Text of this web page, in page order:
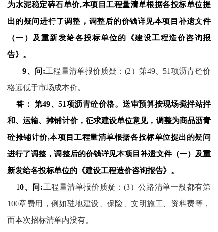
为水泥稳定碎石单价,本项目工程量清单根据各投标单位提
出的疑问进行了调整，调整后的价钱详见本项目补遗文件
（一）及重新发给各投标单位的《建设工程造价咨询报
告》。
9、问 :工程量清单报价质疑：(2 ）第49、 51 项沥青砼价
格远低于市场成本价。
答： 第49、 51项沥青砼价格。送审预算按现场搅拌站拌
和、运输、摊铺计价，征求建设单位意见，调整为商品沥青
砼摊铺计价,本项目工程量清单根据各投标单位提出的疑问
进行了调整，调整后的价钱详见本项目补遗文件（一）及重
新发给各投标单位的《建设工程造价咨询报告》。
10、问 :工程量清单报价质疑：(3）公路清单一般都有第
100章费用，例如驻地建设、保险、文明施工、资料费等，
而本次招标清单内没有。